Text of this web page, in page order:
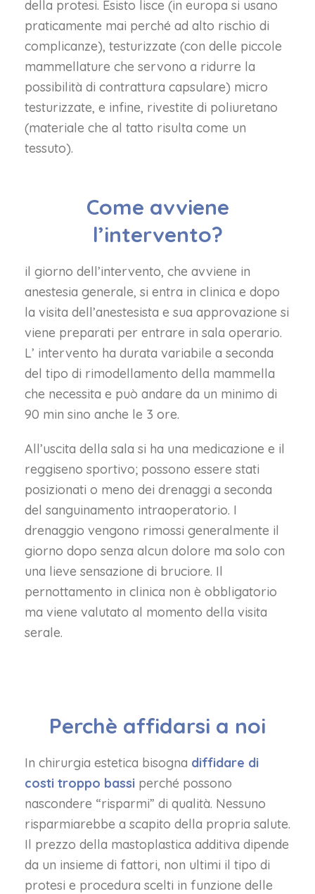
della protesi. Esisto lisce (in europa si usano
praticamente mai perché ad alto rischio di
complicanze), testurizzate (con delle piccole
mammellature che servono a ridurre la
possibilità di contrattura capsulare) micro
testurizzate, e infine, rivestite di poliuretano
(materiale che al tatto risulta come un
tessuto).
Come avviene
l’intervento?
il giorno dell’intervento, che avviene in
anestesia generale, si entra in clinica e dopo
la visita dell’anestesista e sua approvazione si
viene preparati per entrare in sala operario.
L’ intervento ha durata variabile a seconda
del tipo di rimodellamento della mammella
che necessita e può andare da un minimo di
90 min sino anche le 3 ore.
All’uscita della sala si ha una medicazione e il
reggiseno sportivo; possono essere stati
posizionati o meno dei drenaggi a seconda
del sanguinamento intraoperatorio. I
drenaggio vengono rimossi generalmente il
giorno dopo senza alcun dolore ma solo con
una lieve sensazione di bruciore. Il
pernottamento in clinica non è obbligatorio
ma viene valutato al momento della visita
serale.
Perchè affidarsi a noi
In chirurgia estetica bisogna diffidare di
costi troppo bassi perché possono
nascondere “risparmi” di qualità. Nessuno
risparmiarebbe a scapito della propria salute.
Il prezzo della mastoplastica additiva dipende
da un insieme di fattori, non ultimi il tipo di
protesi e procedura scelti in funzione delle